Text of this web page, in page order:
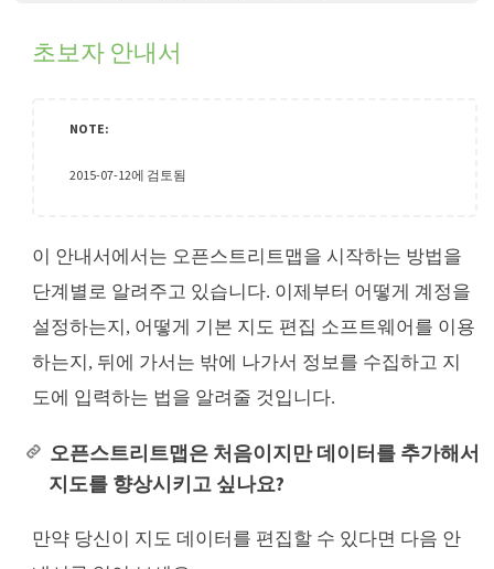
초보자 안내서
2015-07-12에 검토됨
이 안내서에서는 오픈스트리트맵을 시작하는 방법을
단계별로 알려주고 있습니다. 이제부터 어떻게 계정을
설정하는지, 어떻게 기본 지도 편집 소프트웨어를 이용
하는지, 뒤에 가서는 밖에 나가서 정보를 수집하고 지
도에 입력하는 법을 알려줄 것입니다.
오픈스트리트맵은 처음이지만 데이터를 추가해서
지도를 향상시키고 싶나요?
만약 당신이 지도 데이터를 편집할 수 있다면 다음 안